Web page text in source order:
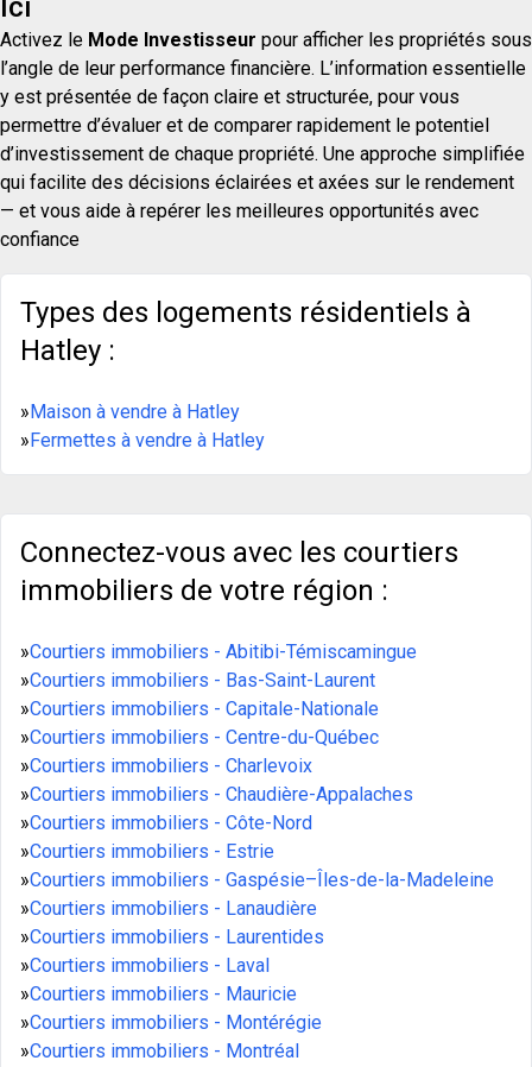
Ici
Activez le Mode Investisseur pour afficher les propriétés sous
l’angle de leur performance financière. L’information essentielle
y est présentée de façon claire et structurée, pour vous
permettre d’évaluer et de comparer rapidement le potentiel
d’investissement de chaque propriété. Une approche simplifiée
qui facilite des décisions éclairées et axées sur le rendement
— et vous aide à repérer les meilleures opportunités avec
confiance
Types des logements résidentiels à
Hatley :
»Maison à vendre à Hatley
»Fermettes à vendre à Hatley
Connectez-vous avec les courtiers
immobiliers de votre région :
»Courtiers immobiliers - Abitibi-Témiscamingue
»Courtiers immobiliers - Bas-Saint-Laurent
»Courtiers immobiliers - Capitale-Nationale
»Courtiers immobiliers - Centre-du-Québec
»Courtiers immobiliers - Charlevoix
»Courtiers immobiliers - Chaudière-Appalaches
»Courtiers immobiliers - Côte-Nord
»Courtiers immobiliers - Estrie
»Courtiers immobiliers - Gaspésie–Îles-de-la-Madeleine
»Courtiers immobiliers - Lanaudière
»Courtiers immobiliers - Laurentides
»Courtiers immobiliers - Laval
»Courtiers immobiliers - Mauricie
»Courtiers immobiliers - Montérégie
»Courtiers immobiliers - Montréal